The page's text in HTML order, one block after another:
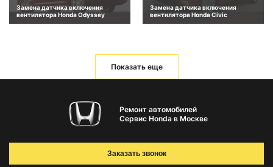
Замена датчика включения
вентилятора Honda Odyssey
Замена датчика включения
вентилятора Honda Civic
Показать еще
Ремонт автомобилей
Сервис Honda в Москве
Заказать звонок